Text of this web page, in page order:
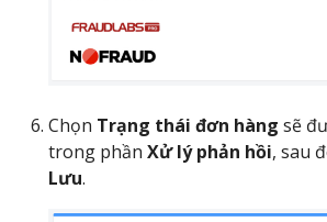
Chọn Trạng thái đơn hàng sẽ
trong phần Xử lý phản hồi, sau
Lưu.